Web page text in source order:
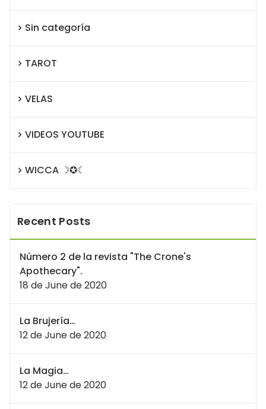
Sin categoría
TAROT
VELAS
VIDEOS YOUTUBE
WICCA ☽✪☾
Recent Posts
Número 2 de la revista "The Crone's
Apothecary".
18 de June de 2020
La Brujería…
12 de June de 2020
La Magia…
12 de June de 2020